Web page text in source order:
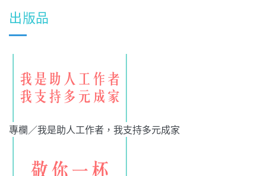
出版品
專欄／我是助人工作者，我支持多元成家